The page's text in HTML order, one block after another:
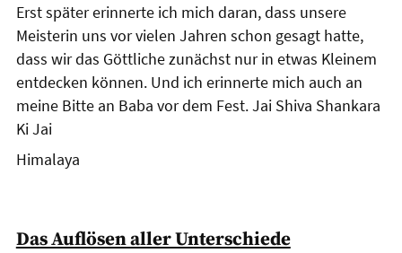
Erst später erinnerte ich mich daran, dass unsere
Meisterin uns vor vielen Jahren schon gesagt hatte,
dass wir das Göttliche zunächst nur in etwas Kleinem
entdecken können. Und ich erinnerte mich auch an
meine Bitte an Baba vor dem Fest. Jai Shiva Shankara
Ki Jai
Himalaya
Das Auflösen aller Unterschiede